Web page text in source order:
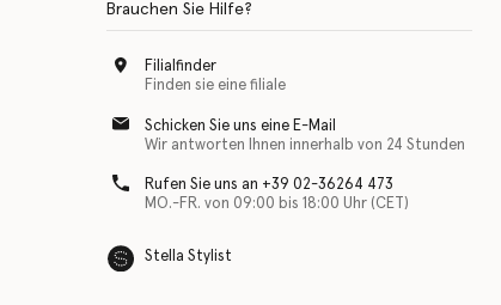
Brauchen Sie Hilfe?
Filialfinder
Finden sie eine filiale
Schicken Sie uns eine E-Mail
Wir antworten Ihnen innerhalb von 24 Stunden
Rufen Sie uns an +39 02-36264 473
MO.-FR. von 09:00 bis 18:00 Uhr (CET)
Stella Stylist